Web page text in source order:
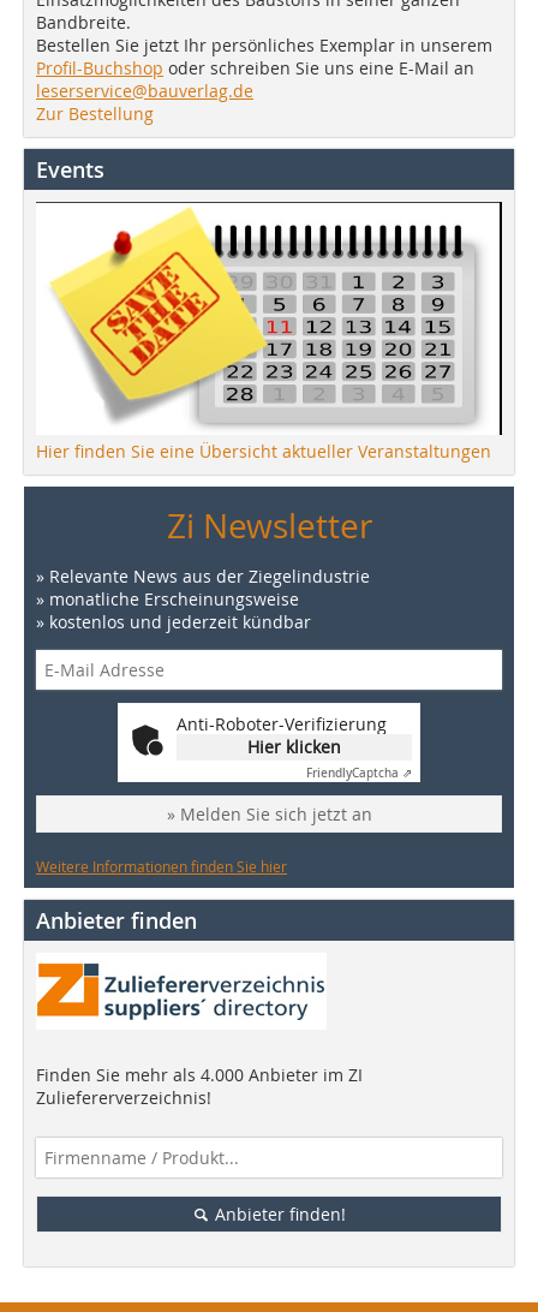
Bandbreite.
Bestellen Sie jetzt Ihr persönliches Exemplar in unserem
Profil-Buchshop oder schreiben Sie uns eine E-Mail an
leserservice@bauverlag.de
Zur Bestellung
Events
Hier finden Sie eine Übersicht aktueller Veranstaltungen
Zi Newsletter
» Relevante News aus der Ziegelindustrie
» monatliche Erscheinungsweise
» kostenlos und jederzeit kündbar
Anti-Roboter-Verifizierung
Hier klicken
FriendlyCaptcha ⇗
» Melden Sie sich jetzt an
Weitere Informationen finden Sie hier
Anbieter finden
Finden Sie mehr als 4.000 Anbieter im ZI
Zuliefererverzeichnis!
Anbieter finden!